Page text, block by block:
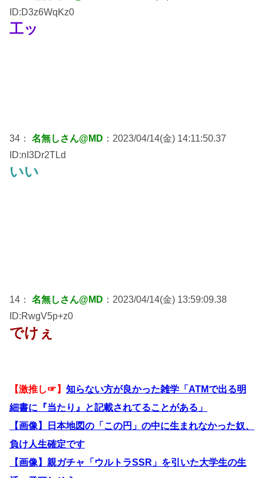
ID:D3z6WqKz0
工ッ
34： 名無しさん@MD ：2023/04/14(金) 14:11:50.37
ID:nI3Dr2TLd
いい
14： 名無しさん@MD ：2023/04/14(金) 13:59:09.38
ID:RwgV5p+z0
でけぇ
【激推し☞】 知らない方が良かった雑学「ATMで出る明
細書に『当たり』と記載されてることがある」
【画像】日本地図の「この円」の中に生まれなかった奴、
負け人生確定です
【画像】親ガチャ「ウルトラSSR」を引いた大学生の生